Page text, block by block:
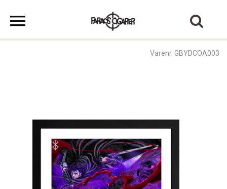
Varenr. GBYDCOA003